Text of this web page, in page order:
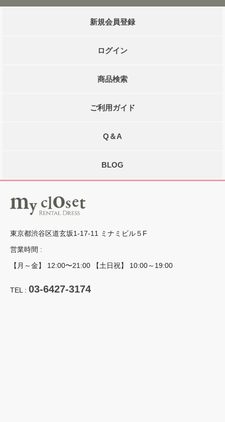
新規会員登録
ログイン
商品検索
ご利用ガイド
Q＆A
BLOG
東京都渋谷区道玄坂1-17-11 ミナミビル５F
営業時間 :
【月～金】 12:00〜21:00 【土日祝】 10:00～19:00
TEL : 03-6427-3174